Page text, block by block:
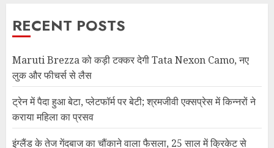
RECENT POSTS
Maruti Brezza को कड़ी टक्कर देगी Tata Nexon Camo, नए
लुक और फीचर्स से लैस
ट्रेन में पैदा हुआ बेटा, प्लेटफॉर्म पर बेटी; श्रमजीवी एक्सप्रेस में किन्नरों ने
कराया महिला का प्रसव
इंग्लैंड के तेज गेंदबाज का चौंकाने वाला फैसला, 25 साल में क्रिकेट से